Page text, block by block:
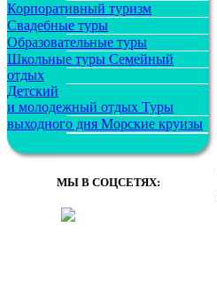
Корпоративный туризм
Свадебные туры
Образовательные туры
Школьные туры Семейный
отдых
Детский
и молодежный отдых Туры
выходного дня Морские круизы
МЫ В СОЦСЕТЯХ: